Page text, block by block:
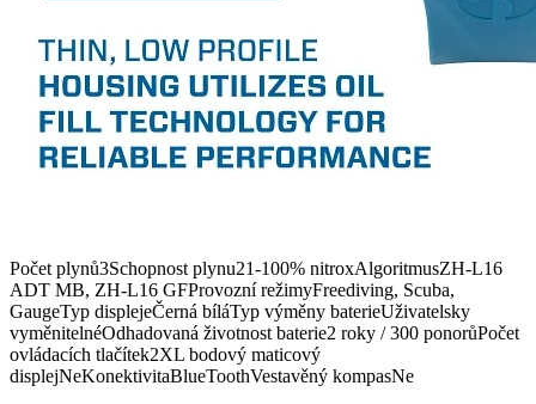
Počet plynů3Schopnost plynu21-100% nitroxAlgoritmusZH-L16
ADT MB, ZH-L16 GFProvozní režimyFreediving, Scuba,
GaugeTyp displejeČerná bíláTyp výměny baterieUživatelsky
vyměnitelnéOdhadovaná životnost baterie2 roky / 300 ponorůPočet
ovládacích tlačítek2XL bodový maticový
displejNeKonektivitaBlueToothVestavěný kompasNe